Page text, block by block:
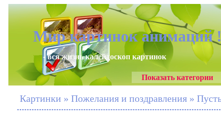
Мир картинок анимаций
- вся жизнь калейдоскоп картинок
Показать категории
Картинки » Пожелания и поздравления »